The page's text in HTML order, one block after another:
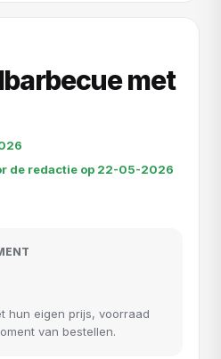
met
de redactie op 22-05-2026
hun eigen prijs, voorraad
van bestellen.